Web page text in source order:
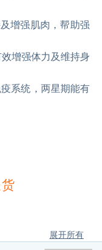
增强肌肉，帮助强
增强体力及维持身
系统，两星期能有
展开所有